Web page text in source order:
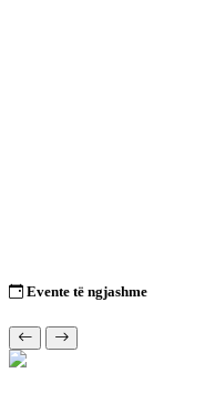
Evente të ngjashme